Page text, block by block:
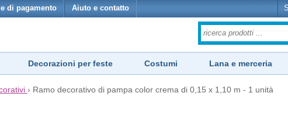
di pagamento Aiuto e contatto
Decorazioni per feste Costumi Lana e merceria
› Ramo decorativo di pampa color crema di 0,15 x 1,10 m - 1 unità